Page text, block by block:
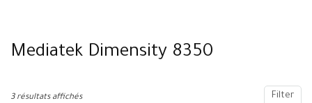
Mediatek Dimensity 8350
Filter
3 résultats affichés